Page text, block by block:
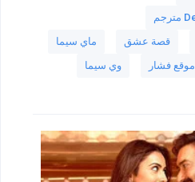
قصة عشق
ماي سيما
موقع فشار
وي سيما